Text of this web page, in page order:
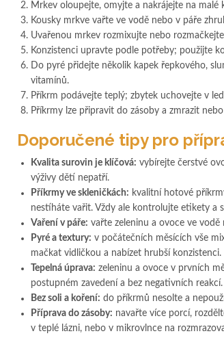
Mrkev oloupejte, omyjte a nakrájejte na malé
Kousky mrkve vařte ve vodě nebo v páře
Uvařenou mrkev rozmixujte nebo
Konzistenci upravte podle potřeby; použijte
Do pyré přidejte několik kapek řepkového,
vitamínů.
Příkrm podávejte teplý; zbytek uchovejte v
Příkrmy lze připravit do zásoby a zmrazit
Doporučené tipy pro
Kvalita surovin je klíčová: vybírejte čerstvé
výživy dětí nepatří.
Příkrmy ve skleničkách: kvalitní hotové
nestíháte vařit. Vždy ale kontrolujte etikety a
Vaření v páře: vařte zeleninu a ovoce ve
Pyré a textury: v počátečních měsících vše
mačkat vidličkou a nabízet hrubší konzistenci.
Tepelná úprava: zeleninu a ovoce v prvních
postupném zavedení a bez negativních reakcí.
Bez soli a koření: do příkrmů nesolte a
Příprava do zásoby: navařte více porcí,
v teplé lázni, nebo v mikrovlnce na